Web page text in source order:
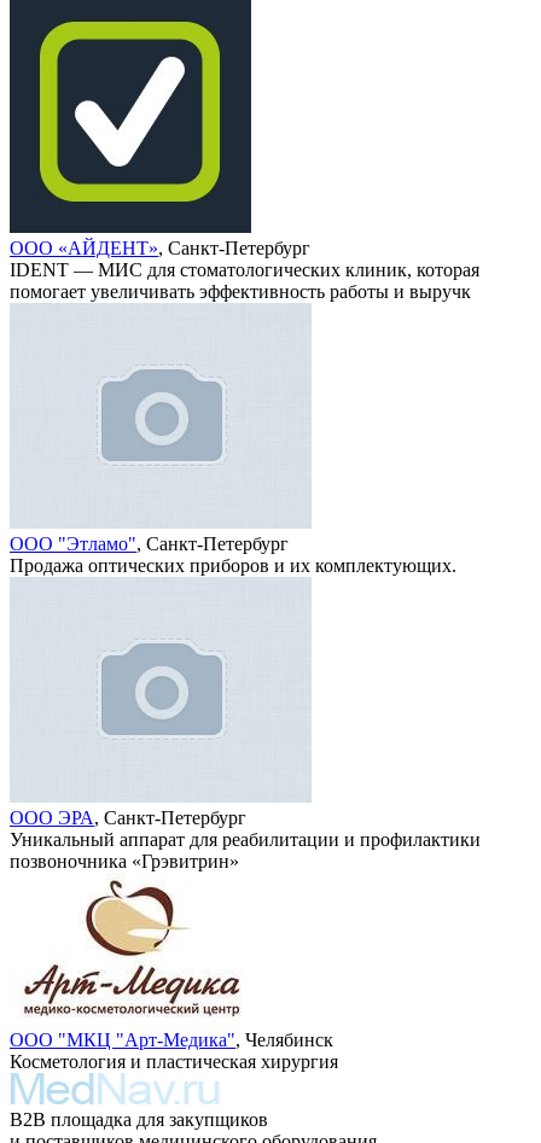
ООО «АЙДЕНТ», Санкт-Петербург
IDENT — МИС для стоматологических клиник, которая
помогает увеличивать эффективность работы и выручк
ООО "Этламо", Санкт-Петербург
Продажа оптических приборов и их комплектующих.
ООО ЭРА, Санкт-Петербург
Уникальный аппарат для реабилитации и профилактики
позвоночника «Грэвитрин»
ООО "МКЦ "Арт-Медика", Челябинск
Косметология и пластическая хирургия
B2B площадка для закупщиков